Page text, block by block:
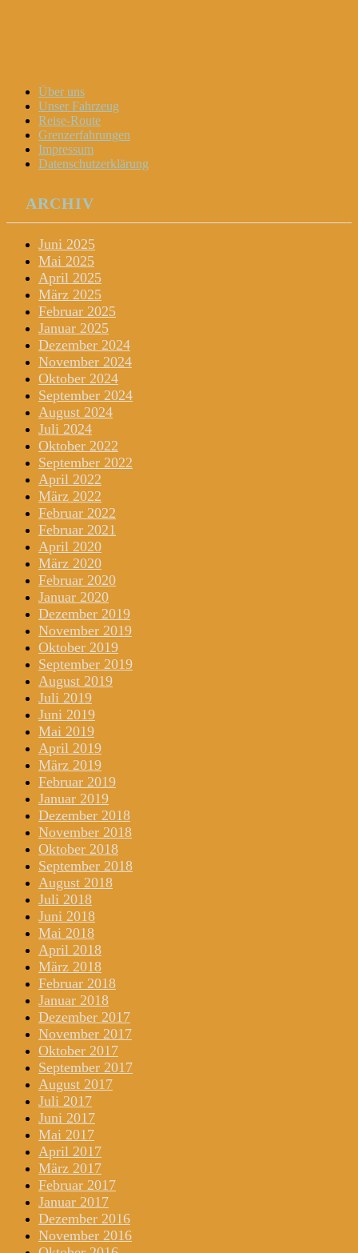
Menu
Widgets
Search
Skip
content
Über uns
Unser Fahrzeug
Reise-Route
Grenzerfahrungen
Impressum
Datenschutzerklärung
ARCHIV
Juni 2025
Mai 2025
April 2025
März 2025
Februar 2025
Januar 2025
Dezember 2024
November 2024
Oktober 2024
September 2024
August 2024
Juli 2024
Oktober 2022
September 2022
April 2022
März 2022
Februar 2022
Februar 2021
April 2020
März 2020
Februar 2020
Januar 2020
Dezember 2019
November 2019
Oktober 2019
September 2019
August 2019
Juli 2019
Juni 2019
Mai 2019
April 2019
März 2019
Februar 2019
Januar 2019
Dezember 2018
November 2018
Oktober 2018
September 2018
August 2018
Juli 2018
Juni 2018
Mai 2018
April 2018
März 2018
Februar 2018
Januar 2018
Dezember 2017
November 2017
Oktober 2017
September 2017
August 2017
Juli 2017
Juni 2017
Mai 2017
April 2017
März 2017
Februar 2017
Januar 2017
Dezember 2016
November 2016